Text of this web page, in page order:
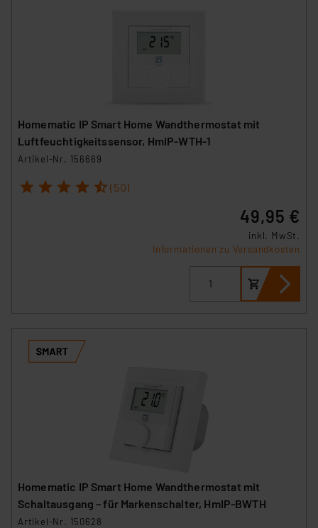
Homematic IP Smart Home Wandthermostat mit
Luftfeuchtigkeitssensor, HmIP-WTH-1
Artikel-Nr. 156669
1 2 3 4 5 (50)
49,95 €
inkl. MwSt.
Informationen zu Versandkosten
Homematic IP Smart Home Wandthermostat mit
Schaltausgang – für Markenschalter, HmIP-BWTH
Artikel-Nr. 150628